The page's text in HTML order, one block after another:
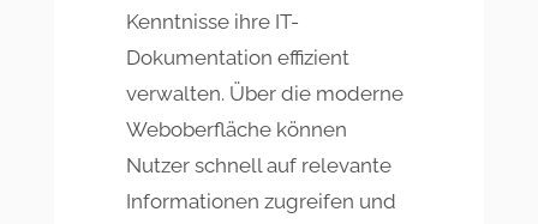
Kenntnisse ihre IT-
Dokumentation effizient
verwalten. Über die moderne
Weboberfläche können
Nutzer schnell auf relevante
Informationen zugreifen und